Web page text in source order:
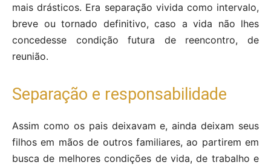
mais drásticos. Era separação vivida como intervalo,
breve ou tornado definitivo, caso a vida não lhes
concedesse condição futura de reencontro, de
reunião.
Separação e responsabilidade
Assim como os pais deixavam e, ainda deixam seus
filhos em mãos de outros familiares, ao partirem em
busca de melhores condições de vida, de trabalho e